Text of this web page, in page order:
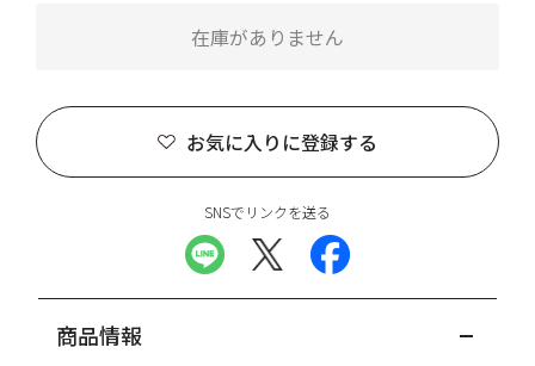
お気に入りに登録する
在庫がありません
SNSでリンクを送る
商品情報